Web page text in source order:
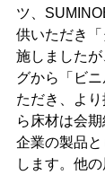
ツ、
供いただき
施しました
グから「ビ
ただき、よ
ら床材は会
企業の製品
します。他